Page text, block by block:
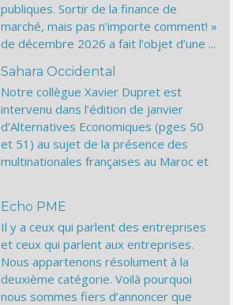
publiques. Sortir de la finance de
marché, mais pas n’importe comment! »
de décembre 2026 a fait l’objet d’une ...
Sahara Occidental
Notre collègue Xavier Dupret est
intervenu dans l’édition de janvier
d’Alternatives Economiques (pges 50
et 51) au sujet de la présence des
multinationales françaises au Maroc et
Echo PME
Il y a ceux qui parlent des entreprises
et ceux qui parlent aux entreprises.
Nous appartenons résolument à la
deuxième catégorie. Voilà pourquoi
nous sommes fiers d’annoncer que